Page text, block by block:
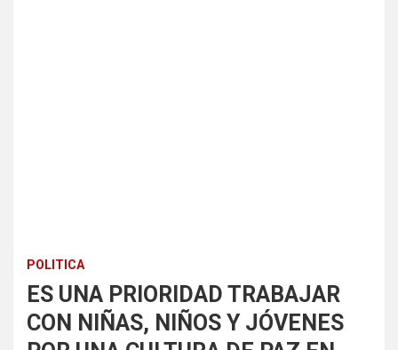
POLITICA
ES UNA PRIORIDAD TRABAJAR
CON NIÑAS, NIÑOS Y JÓVENES